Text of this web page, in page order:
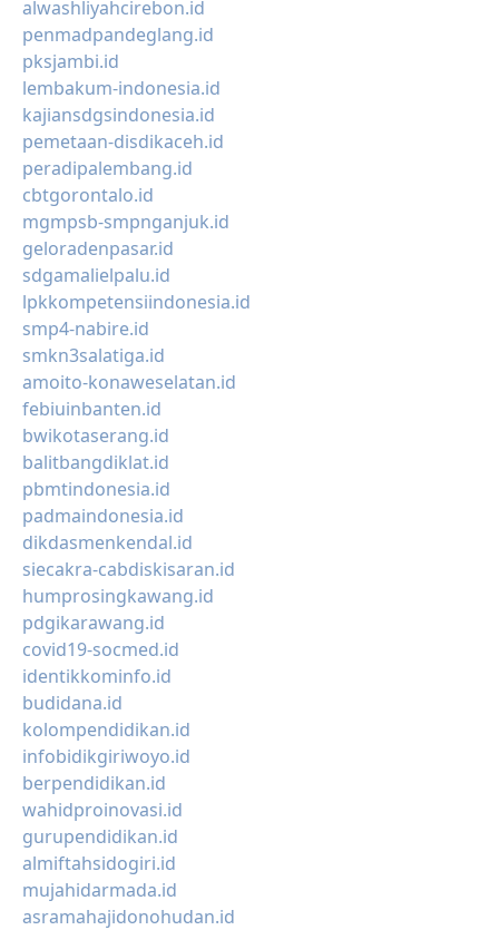
alwashliyahcirebon.id
penmadpandeglang.id
pksjambi.id
lembakum-indonesia.id
kajiansdgsindonesia.id
pemetaan-disdikaceh.id
peradipalembang.id
cbtgorontalo.id
mgmpsb-smpnganjuk.id
geloradenpasar.id
sdgamalielpalu.id
lpkkompetensiindonesia.id
smp4-nabire.id
smkn3salatiga.id
amoito-konaweselatan.id
febiuinbanten.id
bwikotaserang.id
balitbangdiklat.id
pbmtindonesia.id
padmaindonesia.id
dikdasmenkendal.id
siecakra-cabdiskisaran.id
humprosingkawang.id
pdgikarawang.id
covid19-socmed.id
identikkominfo.id
budidana.id
kolompendidikan.id
infobidikgiriwoyo.id
berpendidikan.id
wahidproinovasi.id
gurupendidikan.id
almiftahsidogiri.id
mujahidarmada.id
asramahajidonohudan.id